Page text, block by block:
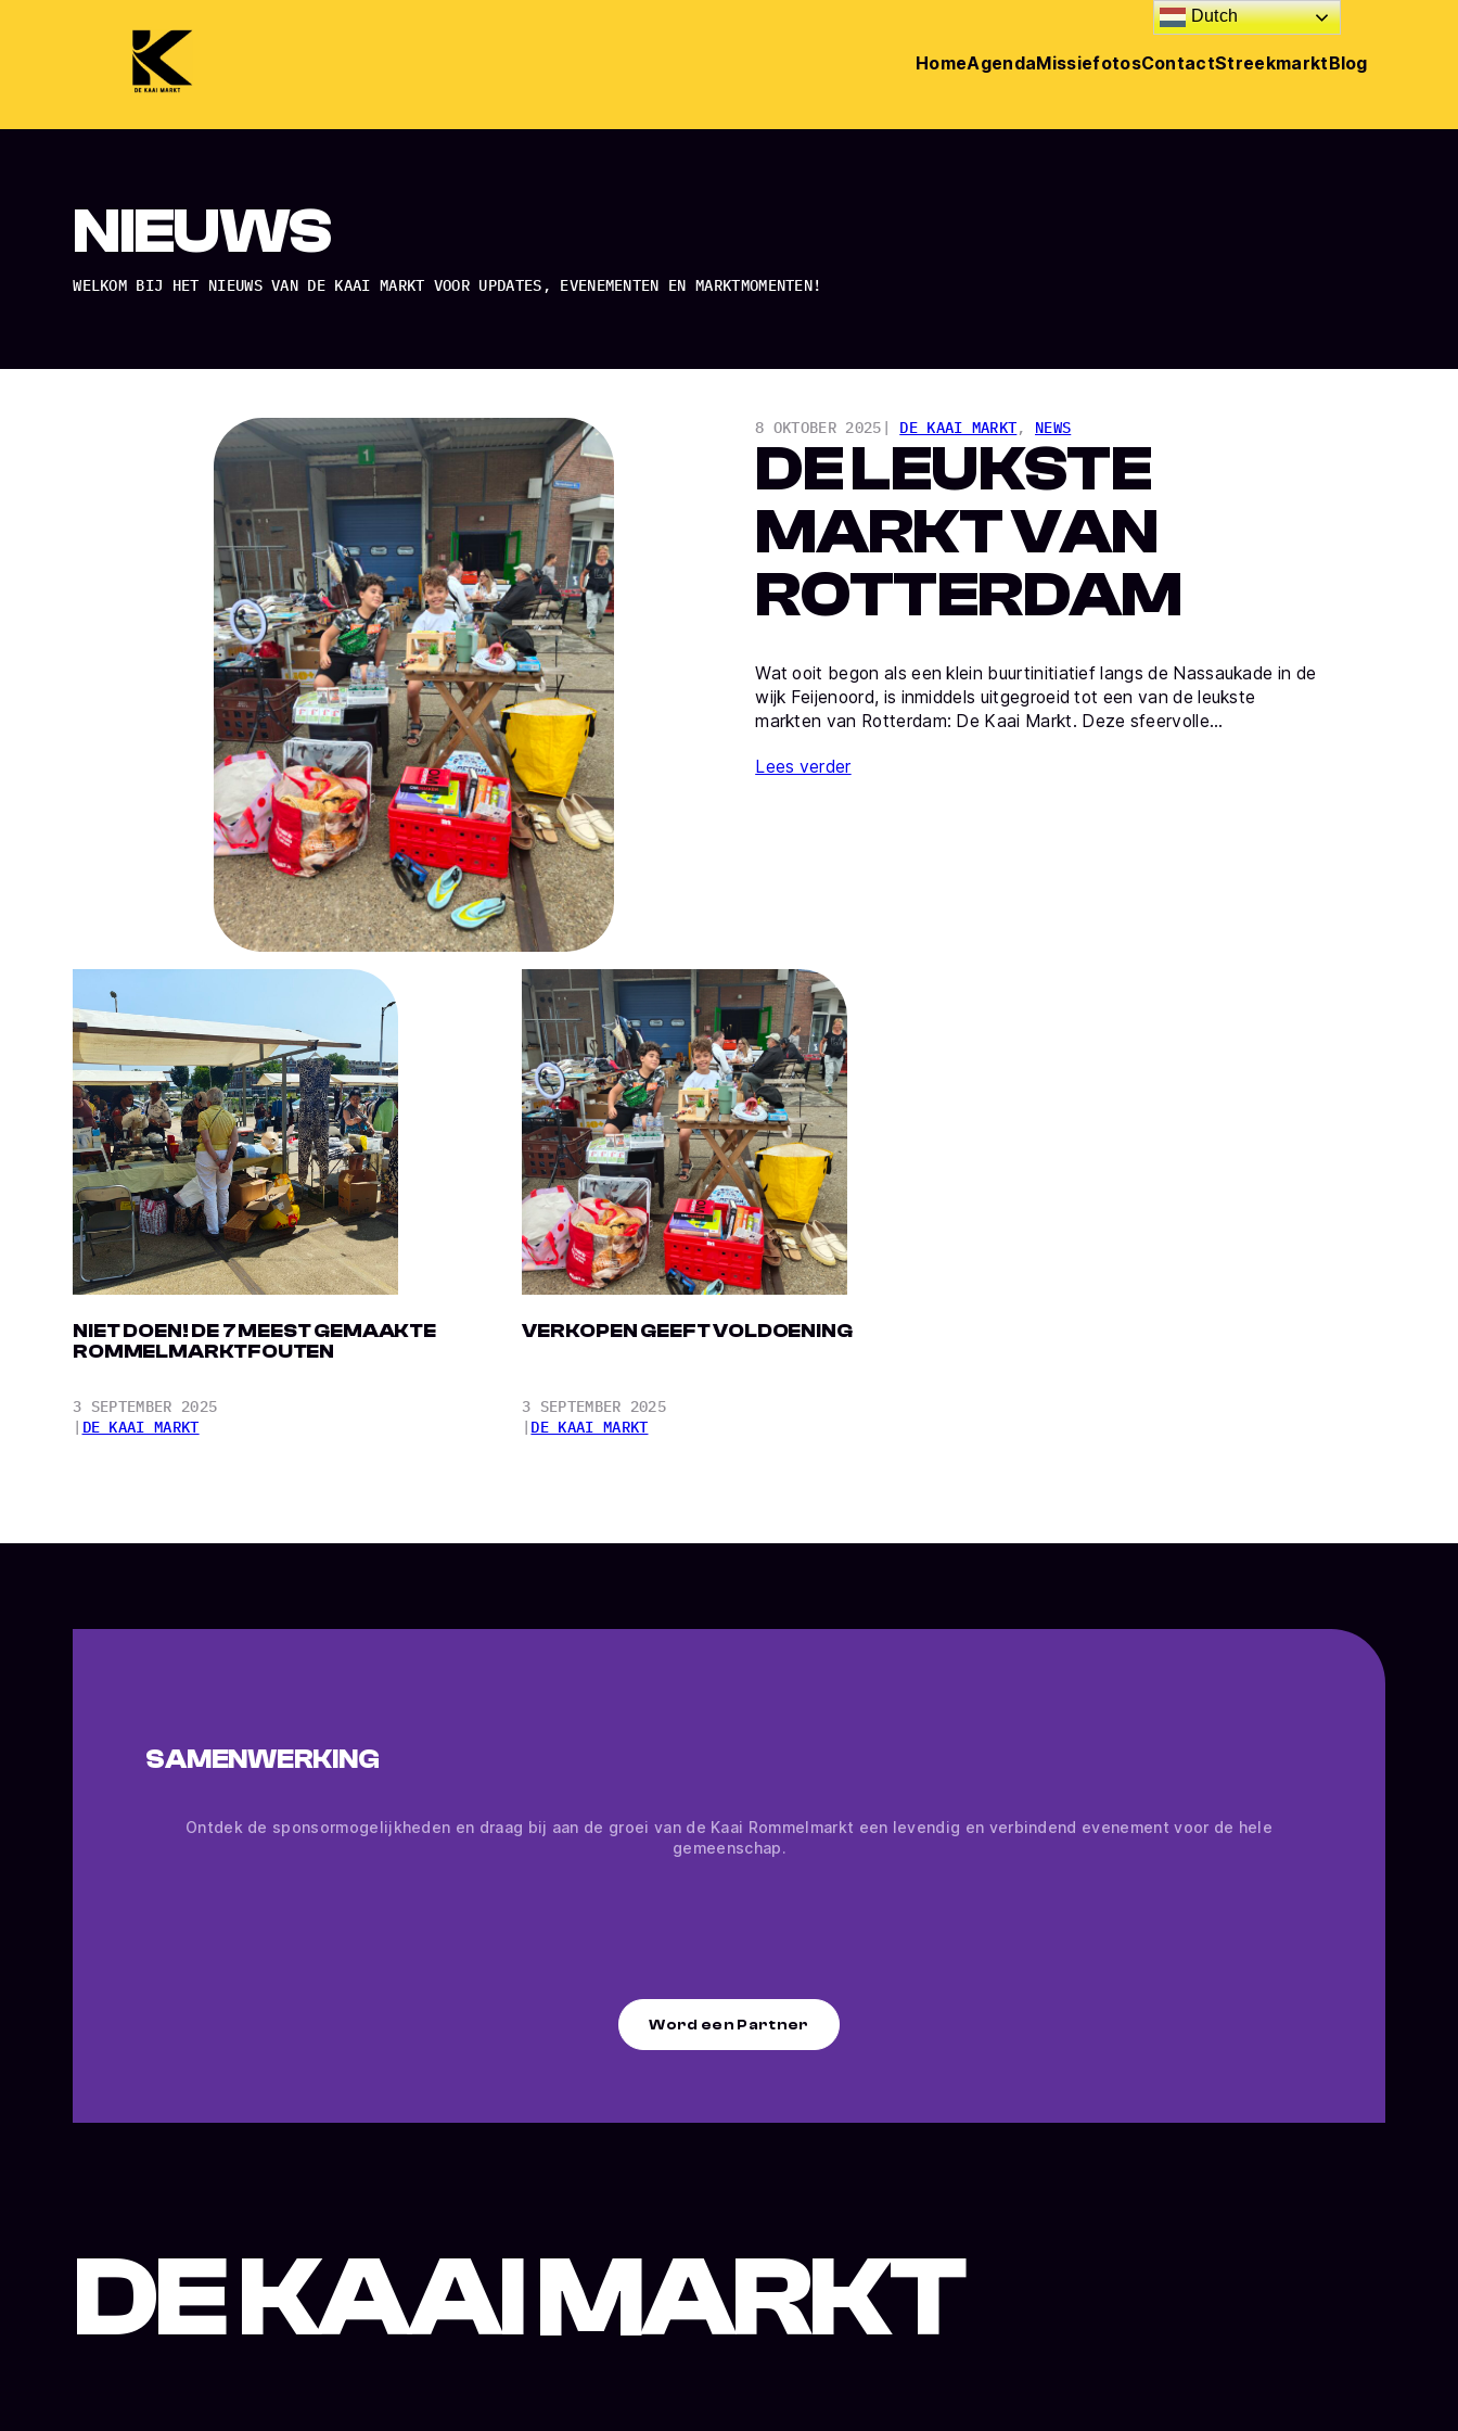
HomeAgenda MissiefotosContactStreekmarkt Blog
NIEUWS
WELKOM BIJ HET NIEUWS VAN DE KAAI MARKT VOOR UPDATES, EVENEMENTEN EN MARKTMOMENTEN!
8 OKTOBER 2025 | DE KAAI MARKT, NEWS
DE LEUKSTE
MARKT VAN
ROTTERDAM
Wat ooit begon als een klein buurtinitiatief langs de Nassaukade in de
wijk Feijenoord, is inmiddels uitgegroeid tot een van de leukste
markten van Rotterdam: De Kaai Markt. Deze sfeervolle…
Lees verder
NIET DOEN! DE 7 MEEST GEMAAKTE
ROMMELMARKTFOUTEN
3 SEPTEMBER 2025
| DE KAAI MARKT
VERKOPEN GEEFT VOLDOENING
3 SEPTEMBER 2025
| DE KAAI MARKT
SAMENWERKING
Ontdek de sponsormogelijkheden en draag bij aan de groei van de Kaai Rommelmarkt een levendig en verbindend evenement voor de hele
gemeenschap.
Word een Partner
DE KAAI MARKT
Dutch